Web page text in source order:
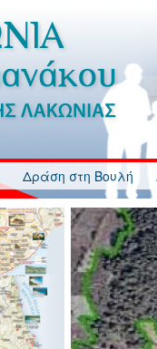
Δράση στη Βουλή